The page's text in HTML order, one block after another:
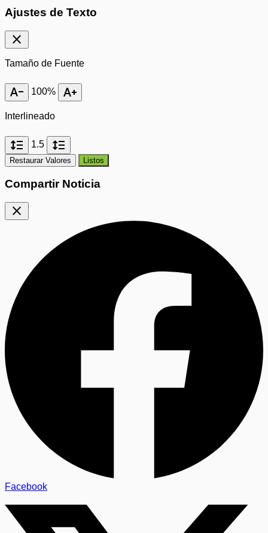
Ajustes de Texto
close
Tamaño de Fuente
text_decrease 100% text_increase
Interlineado
format_line_spacing 1.5 format_line_spacing
Restaurar Valores Listos
Compartir Noticia
close
Facebook